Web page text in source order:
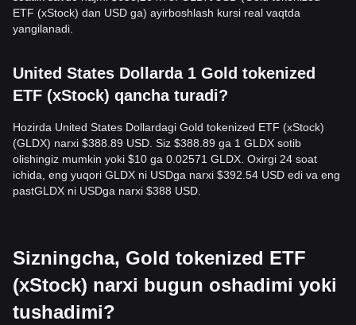
ETF (xStock) dan USD ga) ayirboshlash kursi real vaqtda
yangilanadi.
United States Dollarda 1 Gold tokenized
ETF (xStock) qancha turadi?
Hozirda United States Dollardagi Gold tokenized ETF (xStock)
(GLDX) narxi $388.89 USD. Siz $388.89 ga 1 GLDX sotib
olishingiz mumkin yoki $10 ga 0.02571 GLDX. Oxirgi 24 soat
ichida, eng yuqori GLDX ni USDga narxi $392.54 USD edi va eng
pastGLDX ni USDga narxi $388 USD.
Sizningcha, Gold tokenized ETF
(xStock) narxi bugun oshadimi yoki
tushadimi?